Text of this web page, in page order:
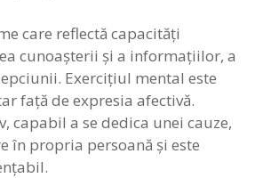
care reflectă capacităţi
cunoaşterii şi a informaţiilor, a
Exerciţiul mental este
faţă de expresia afectivă.
capabil a se dedica unei cauze,
în propria persoană şi este